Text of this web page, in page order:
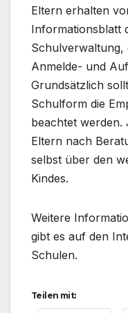
Eltern erhalten
Informationsblatt
Schulverwaltung,
Anmelde- und
Grundsätzlich
Schulform die
beachtet werden.
Eltern nach
selbst über den
Kindes.
Weitere
gibt es auf den
Schulen.
Teilen mit: